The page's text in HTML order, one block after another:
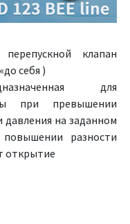
клапан
себя )
для
при превышении
давления на заданном
разности
открытие